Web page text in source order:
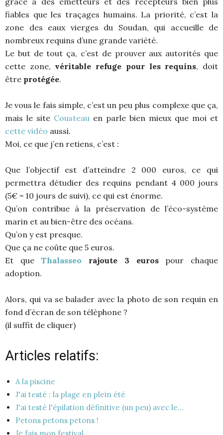
fiables que les traçages humains. La priorité, c’est la
zone des eaux vierges du Soudan, qui accueille de
nombreux requins d’une grande variété.
Le but de tout ça, c’est de prouver aux autorités que
cette zone, véritable refuge pour les requins, doit
être protégée.
Je vous le fais simple, c’est un peu plus complexe que ça,
mais le site Cousteau en parle bien mieux que moi et
cette vidéo aussi.
Moi, ce que j’en retiens, c’est :
Que l’objectif est d’atteindre 2 000 euros, ce qui
permettra détudier des requins pendant 4 000 jours
(5€ = 10 jours de suivi), ce qui est énorme.
Qu’on contribue à la préservation de l’éco-système
marin et au bien-être des océans.
Qu’on y est presque.
Que ça ne coûte que 5 euros.
Et que Thalasseo rajoute 3 eurospour chaque
adoption.
Alors, qui va se balader avec la photo de son requin en
fond d’écran de son téléphone ?
(il suffit de cliquer)
Articles relatifs:
A la piscine
J'ai testé : la plage en plein été
J'ai testé l'épilation définitive (un peu) avec le…
Petons petons petons !
Je fais mon festival